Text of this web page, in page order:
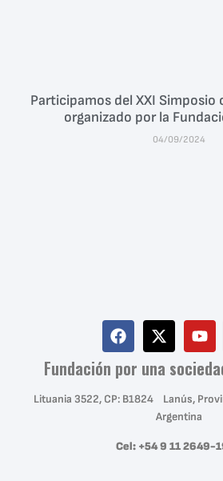
Participamos del XXI
organizado por la
04/09/2024
Fundación por una
Lituania 3522, CP: B1824 Lanús,
Argentina
Cel: +54 9 11 2649-